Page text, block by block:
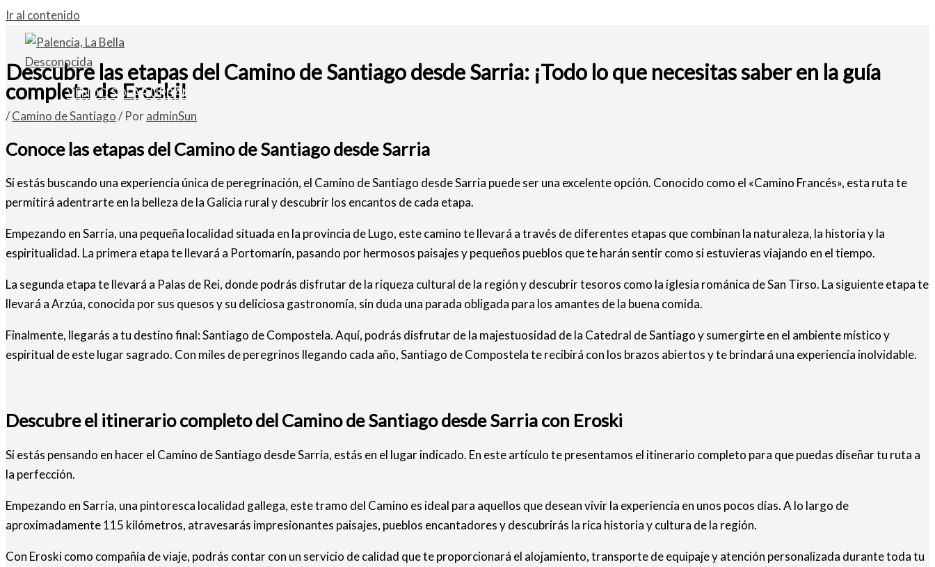
Ir al contenido
VENDO SOLAR URBANO EN CARDAÑO DE ABAJO
Descubre las etapas del Camino de Santiago desde Sarria: ¡Todo lo que necesitas saber en la guía
completa de Eroski!
/Camino de Santiago/ PoradminSun
Conoce las etapas del Camino de Santiago desde Sarria
Si estás buscando una experiencia única de peregrinación, el Camino de Santiago desde Sarria puede ser una excelente opción. Conocido como el «Camino Francés», esta ruta te
permitirá adentrarte en la belleza de la Galicia rural y descubrir los encantos de cada etapa.
Empezando en Sarria, una pequeña localidad situada en la provincia de Lugo, este camino te llevará a través de diferentes etapas que combinan la naturaleza, la historia y la
espiritualidad. La primera etapa te llevará a Portomarín, pasando por hermosos paisajes y pequeños pueblos que te harán sentir como si estuvieras viajando en el tiempo.
La segunda etapa te llevará a Palas de Rei, donde podrás disfrutar de la riqueza cultural de la región y descubrir tesoros como la iglesia románica de San Tirso. La siguiente etapa te
llevará a Arzúa, conocida por sus quesos y su deliciosa gastronomía, sin duda una parada obligada para los amantes de la buena comida.
Finalmente, llegarás a tu destino final: Santiago de Compostela. Aquí, podrás disfrutar de la majestuosidad de la Catedral de Santiago y sumergirte en el ambiente místico y
espiritual de este lugar sagrado. Con miles de peregrinos llegando cada año, Santiago de Compostela te recibirá con los brazos abiertos y te brindará una experiencia inolvidable.
Descubre el itinerario completo del Camino de Santiago desde Sarria con Eroski
Si estás pensando en hacer el Camino de Santiago desde Sarria, estás en el lugar indicado. En este artículo te presentamos el itinerario completo para que puedas diseñar tu ruta a
la perfección.
Empezando en Sarria, una pintoresca localidad gallega, este tramo del Camino es ideal para aquellos que desean vivir la experiencia en unos pocos días. A lo largo de
aproximadamente 115 kilómetros, atravesarás impresionantes paisajes, pueblos encantadores y descubrirás la rica historia y cultura de la región.
Con Eroski como compañía de viaje, podrás contar con un servicio de calidad que te proporcionará el alojamiento, transporte de equipaje y atención personalizada durante toda tu